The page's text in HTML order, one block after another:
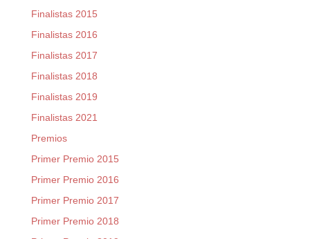
Finalistas 2015
Finalistas 2016
Finalistas 2017
Finalistas 2018
Finalistas 2019
Finalistas 2021
Premios
Primer Premio 2015
Primer Premio 2016
Primer Premio 2017
Primer Premio 2018